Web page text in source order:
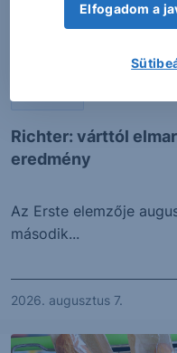
Richter: várttól
eredmény
Az Erste elemzője
második...
2026. augusztus 7.
Elfogadom a